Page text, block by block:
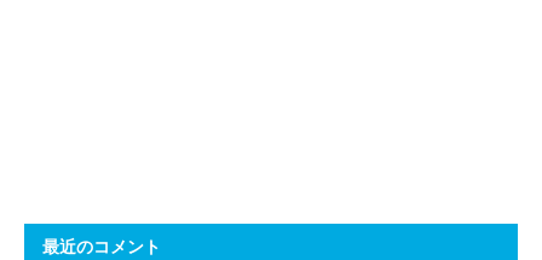
最近のコメント